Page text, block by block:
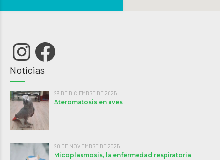
Instagram
Facebook
Noticias
29 DE DICIEMBRE DE 2025
Ateromatosis en aves
20 DE NOVIEMBRE DE 2025
Micoplasmosis, la enfermedad respiratoria